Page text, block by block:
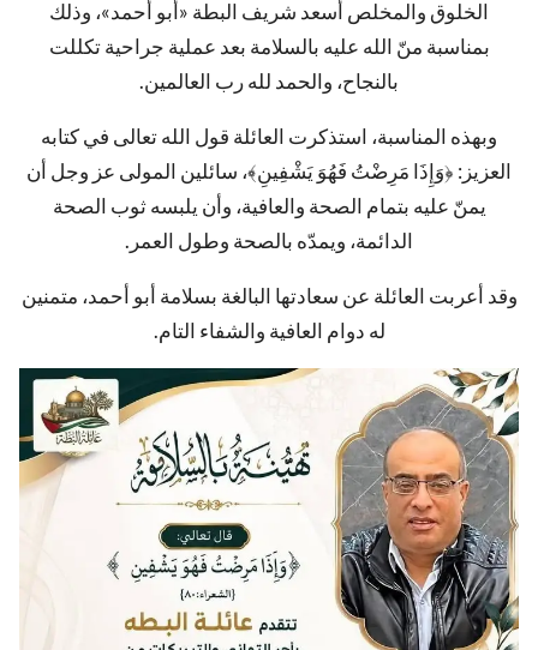
الخلوق والمخلص أسعد شريف البطة «أبو أحمد»، وذلك
بمناسبة منّ الله عليه بالسلامة بعد عملية جراحية تكللت
بالنجاح، والحمد لله رب العالمين.
وبهذه المناسبة، استذكرت العائلة قول الله تعالى في كتابه
العزيز: ﴿وَإِذَا مَرِضْتُ فَهُوَ يَشْفِينِ﴾، سائلين المولى عز وجل أن
يمنّ عليه بتمام الصحة والعافية، وأن يلبسه ثوب الصحة
الدائمة، ويمدّه بالصحة وطول العمر.
وقد أعربت العائلة عن سعادتها البالغة بسلامة أبو أحمد، متمنين
له دوام العافية والشفاء التام.